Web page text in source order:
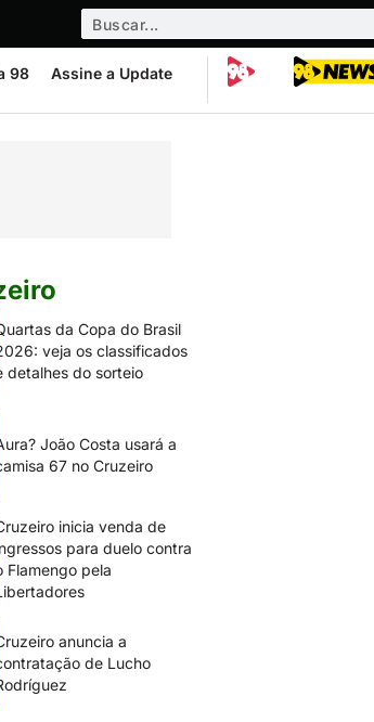
98 Assine a Update
da Copa do Brasil
veja os classificados
detalhes do sorteio
João Costa usará a
67 no Cruzeiro
inicia venda de
para duelo contra
Flamengo pela
anuncia a
de Lucho